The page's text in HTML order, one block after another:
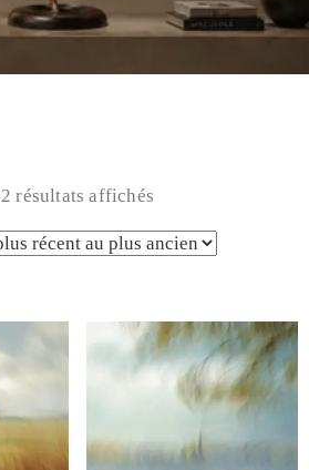
2 résultats affichés